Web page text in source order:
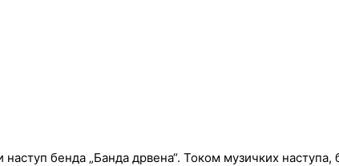
бенда „Банда дрвена“. Током музичких